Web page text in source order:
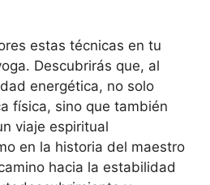
estas técnicas en tu
Descubrirás que, al
energética, no solo
física, sino que también
viaje espiritual
en la historia del maestro
hacia la estabilidad